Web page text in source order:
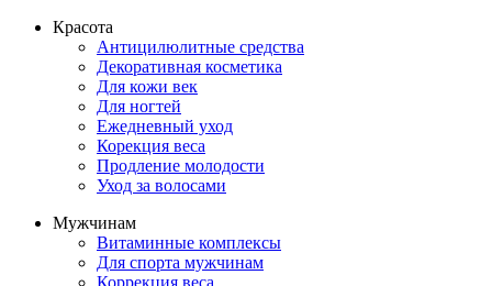
Красота
Антицилюлитные средства
Декоративная косметика
Для кожи век
Для ногтей
Ежедневный уход
Корекция веса
Продление молодости
Уход за волосами
Мужчинам
Витаминные комплексы
Для спорта мужчинам
Коррекция веса